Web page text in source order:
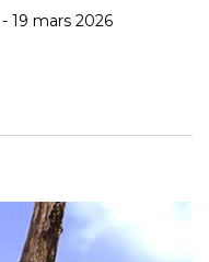
- 19 mars 2026